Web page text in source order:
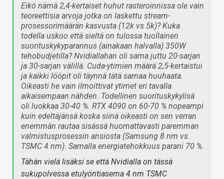
Eikö nämä 2,4-kertaiset huhut rasteroinnissa ole vain
teoreettisia arvoja jotka on laskettu stream-
prosessorimäärän kasvusta (12k vs 5k)? Kuka
todella uskoo että sieltä on tulossa tuollainen
suorituskykyparannus (ainakaan halvalla) 350W
tehobudjetilla? Nvidiallahan oli sama juttu 20-sarjan
ja 30-sarjan välillä. Cuda-ytimien määrä 2,5-kertaistui
ja kaikki lööpit oli täynnä tätä samaa huuhaata.
Oikeasti he vain ilmoittivat ytimet eri tavalla
aikaisempaan nähden. Todellinen suorituskykylisä
oli luokkaa 30-40 %. RTX 4090 on 60-70 % nopeampi
kuin edeltäjänsä koska siinä oikeasti on sen verran
enemmän rautaa sisässä huomattavasti paremman
valmistusprosessin ansiosta (Samsung 8 nm vs.
TSMC 4 nm). Samalla energiatehokkuus parani 70 %.
Tähän vielä lisäksi se että Nvidialla on tässä
sukupolvessa etulyöntiasema 4 nm TSMC